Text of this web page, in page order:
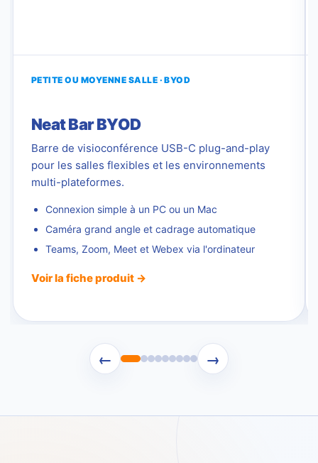
PETITE OU MOYENNE SALLE · BYOD
Neat Bar BYOD
Barre de visioconférence USB-C plug-and-play
pour les salles flexibles et les environnements
multi-plateformes.
Connexion simple à un PC ou un Mac
Caméra grand angle et cadrage automatique
Teams, Zoom, Meet et Webex via l'ordinateur
Voir la fiche produit →
← →